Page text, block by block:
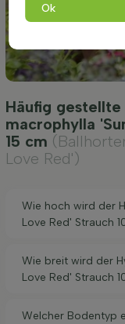
Häufig
macrophylla
15 cm
Love Red')
Wie hoch wird der
Love Red' Strauch
Wie breit wird der
Love Red' Strauch
Welcher Bodentyp
Ok